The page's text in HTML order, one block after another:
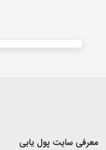
معرفی سایت پول یابی